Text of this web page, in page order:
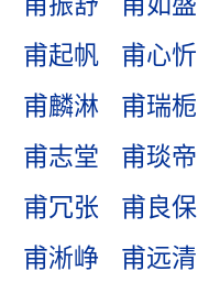
甫起帆
甫心忻
甫麟淋
甫瑞栀
甫志堂
甫琰帝
甫冗张
甫良保
甫淅峥
甫远清